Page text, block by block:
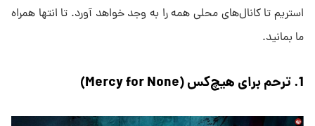
استریم تا کانال‌های محلی همه را به وجد خواهد آورد. تا انتها همراه
ما بمانید.
1. ترحم برای هیچ‌کس (Mercy for None)